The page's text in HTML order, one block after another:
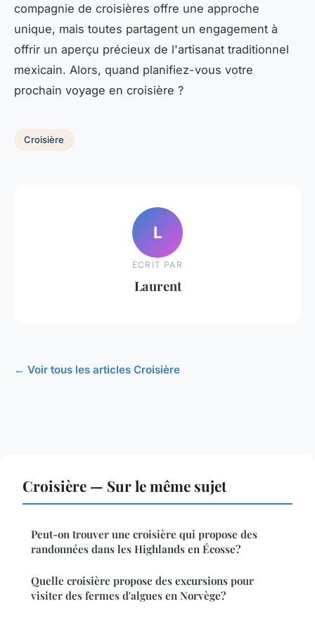
compagnie de croisières offre une approche
unique, mais toutes partagent un engagement à
offrir un aperçu précieux de l'artisanat traditionnel
mexicain. Alors, quand planifiez-vous votre
prochain voyage en croisière ?
Croisière
L
ECRIT PAR
Laurent
← Voir tous les articles Croisière
Croisière — Sur le même sujet
Peut-on trouver une croisière qui propose des
randonnées dans les Highlands en Écosse?
Quelle croisière propose des excursions pour
visiter des fermes d'algues en Norvège?